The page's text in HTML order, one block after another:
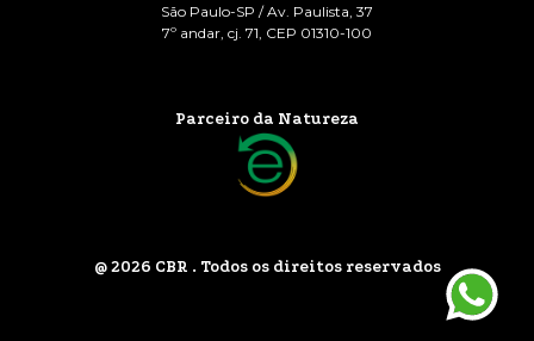
São Paulo-SP / Av. Paulista, 37
7º andar, cj. 71, CEP 01310-100
Parceiro da Natureza
@ 2026 CBR . Todos os direitos reservados